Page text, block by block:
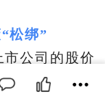
松绑”
公司的股价
下跌。资本
期博弈的焦